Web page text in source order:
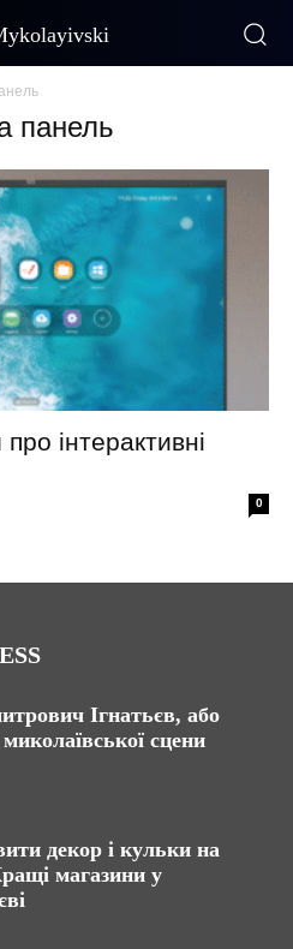
панель
інтерактивні
0
Ігнатьєв, або
сцени
декор і кульки на
магазини у